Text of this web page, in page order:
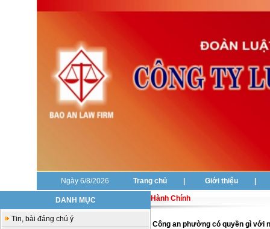
Ngày 6/8/2026 Trang chủ Giới thiệu
DANH MỤC
Tin, bài đáng chú ý
Hành Chính
Công an phường có quyền gì với